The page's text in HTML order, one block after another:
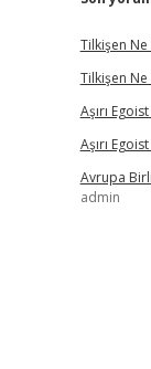
Tilkişen Ne
Tilkişen Ne
Aşırı
Aşırı
Avrupa
admin